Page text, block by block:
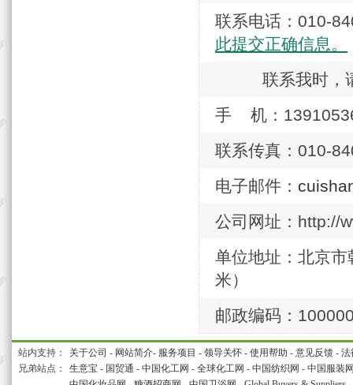
联系电话：
此提交正确信息。
联系我时，
手 机：
联系传真：010-
电子邮件：
公司网址：http://
单位地址：北京
米）
邮政编码：
站内支持： 关于公司 - 网站简介- 服务项目 - 领导关怀 - 使用帮助 - 意见反馈 - 法
兄弟站点：
生意宝 - 国贸通 - 中国化工网 - 全球化工网 - 中国纺织网 - 中国服装